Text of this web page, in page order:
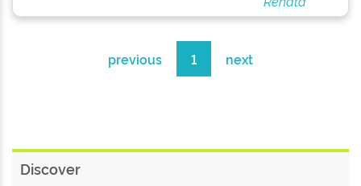
previous 1 next
Discover